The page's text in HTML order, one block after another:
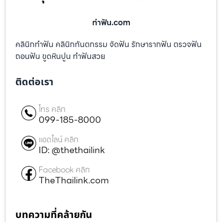
ทําฟัน.com
คลินิกทำฟัน คลินิกทันตกรรม จัดฟัน รักษารากฟัน ตรวจฟัน
ถอนฟัน ขูดหินปูน ทำฟันสวย
ติดต่อเรา
โทร คลิก
099-185-8000
แอดไลน์ คลิก
ID: @thethailink
Facebook คลิก
TheThailink.com
บทความที่คล้ายกัน